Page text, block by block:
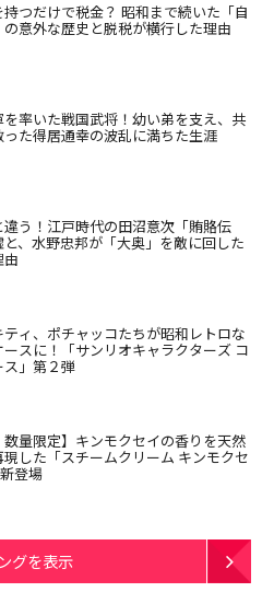
持つだけで税金？ 昭和まで続いた「自
意外な歴史と脱税が横行した理由
率いた戦国武将！幼い弟を支え、共
った得居通幸の波乱に満ちた生涯
う！江戸時代の田沼意次「賄賂伝
、水野忠邦が「大奥」を敵に回した
由
ティ、ポチャッコたちが昭和レトロな
ースに！「サンリオキャラクターズ コ
ス」第２弾
数量限定】キンモクセイの香りを天然
した「スチームクリーム キンモクセ
登場
グを表示